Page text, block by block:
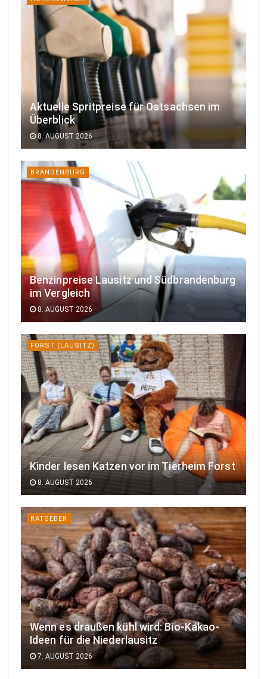
Aktuelle Spritpreise für Ostsachsen im
Überblick
8. AUGUST 2026
BRANDENBURG
Benzinpreise Lausitz und Südbrandenburg
im Vergleich
8. AUGUST 2026
FORST (LAUSITZ)
Kinder lesen Katzen vor im Tierheim Forst
8. AUGUST 2026
RATGEBER
Wenn es draußen kühl wird: Bio-Kakao-
Ideen für die Niederlausitz
7. AUGUST 2026